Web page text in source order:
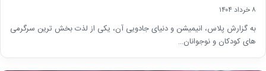
۸ خرداد ۱۴۰۴
به گزارش پلاس، انیمیشن و دنیای جادویی آن، یکی از لذت بخش ترین سرگرمی
های کودکان و نوجوانان…